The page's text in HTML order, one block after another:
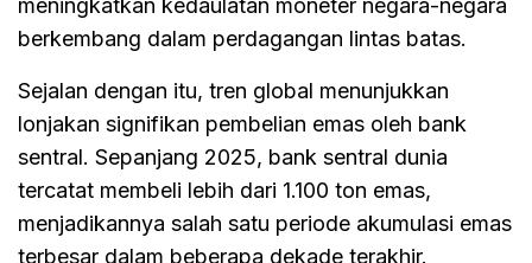
meningkatkan kedaulatan moneter negara-negara
berkembang dalam perdagangan lintas batas.
Sejalan dengan itu, tren global menunjukkan
lonjakan signifikan pembelian emas oleh bank
sentral. Sepanjang 2025, bank sentral dunia
tercatat membeli lebih dari 1.100 ton emas,
menjadikannya salah satu periode akumulasi emas
terbesar dalam beberapa dekade terakhir.